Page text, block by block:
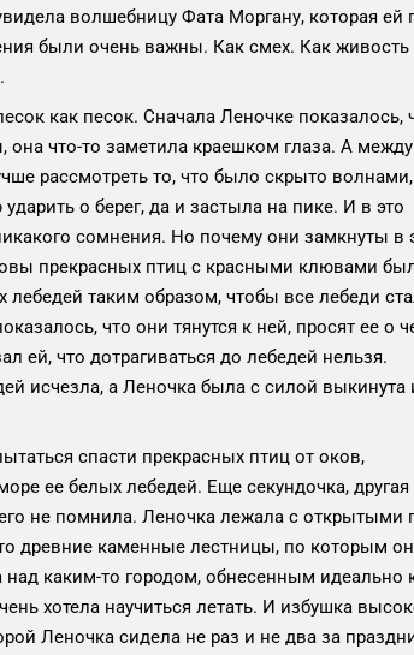
волшебницу Фата Моргану, которая ей
были очень важны. Как смех. Как живость
как песок. Сначала Леночке показалось,
что-то заметила краешком глаза. А
рассмотреть то, что было скрыто волнами,
о берег, да и застыла на пике. И в это
сомнения. Но почему они замкнуты в
прекрасных птиц с красными клювами
таким образом, чтобы все лебеди
что они тянутся к ней, просят ее о
ей, что дотрагиваться до лебедей нельзя.
исчезла, а Леночка была с силой выкинута
спасти прекрасных птиц от оков,
ее белых лебедей. Еще секундочка,
не помнила. Леночка лежала с открытыми
древние каменные лестницы, по которым
каким-то городом, обнесенным идеально
хотела научиться летать. И избушка
Леночка сидела не раз и не два за